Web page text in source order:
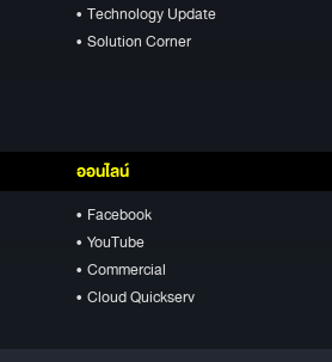
• Technology Update
• Solution Corner
ออนไลน์
• Facebook
• YouTube
• Commercial
• Cloud Quickserv